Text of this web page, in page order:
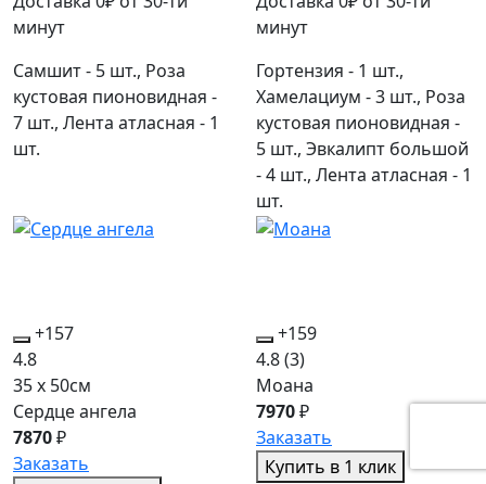
минут
Самшит - 5 шт., Роза
кустовая пионовидная -
7 шт., Лента атласная - 1
шт.
минут
Гортензия - 1 шт.,
Хамелациум - 3 шт., Роза
кустовая пионовидная -
5 шт., Эвкалипт большой
- 4 шт., Лента атласная - 1
шт.
+157
4.8
35 x 50см
Сердце ангела
7870₽
Заказать
+159
4.8(3)
Моана
7970₽
Заказать
Купить в 1 клик